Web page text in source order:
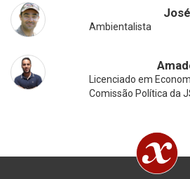
Ambientalista
Licenciado em
Comissão Política da